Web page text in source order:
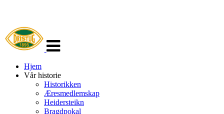
navigasjon
Hjem
Vår historie
Historikken
Æresmedlemskap
Heidersteikn
Bragdpokal